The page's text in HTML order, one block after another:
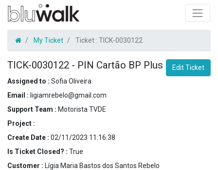
My Ticket Ticket : TICK-0030122
TICK-0030122 - PIN Cartão BP Plus
Edit Ticket
Assigned to : Sofia Oliveira
Email : ligiamrebelo@gmail.com
Support Team : Motorista TVDE
Project :
Create Date : 02/11/2023 11:16:38
Is Ticket Closed? : True
Customer : Lígia Maria Bastos dos Santos Rebelo